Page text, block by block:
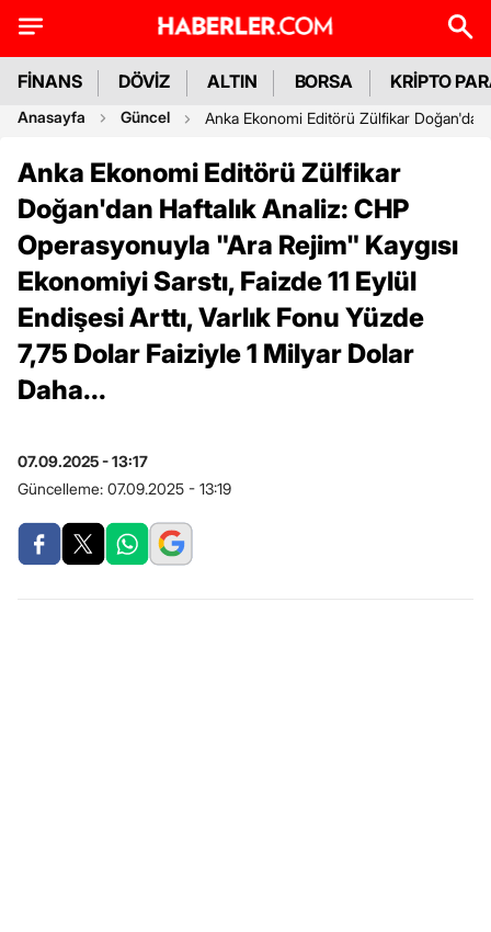
FİNANS DÖVİZ ALTIN BORSA KRİPTO
Anasayfa Güncel Anka Ekonomi Editörü Zülfikar Doğan'dan
Anka Ekonomi Editörü Zülfikar
Doğan'dan Haftalık Analiz: CHP
Operasyonuyla "Ara Rejim" Kaygısı
Ekonomiyi Sarstı, Faizde 11 Eylül
Endişesi Arttı, Varlık Fonu Yüzde
7,75 Dolar Faiziyle 1 Milyar Dolar
Daha...
07.09.2025 - 13:17
Güncelleme: 07.09.2025 - 13:19